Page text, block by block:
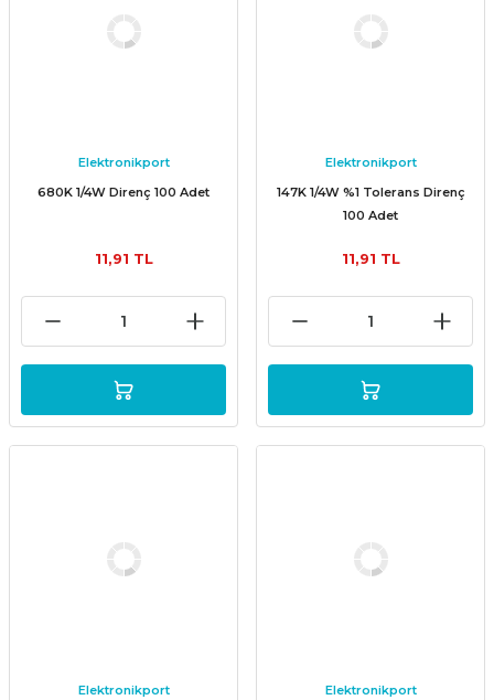
Elektronikport
680K 1/4W Direnç 100 Adet
11,91 TL
Elektronikport
147K 1/4W %1 Tolerans Direnç
100 Adet
11,91 TL
Elektronikport
Elektronikport